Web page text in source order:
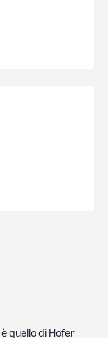
è quello di Hofer